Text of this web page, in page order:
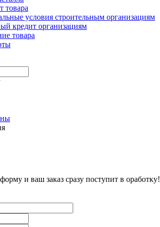
товара
условия строительным организациям
кредит организациям
товара
и ваш заказ сразу поступит в оработку!